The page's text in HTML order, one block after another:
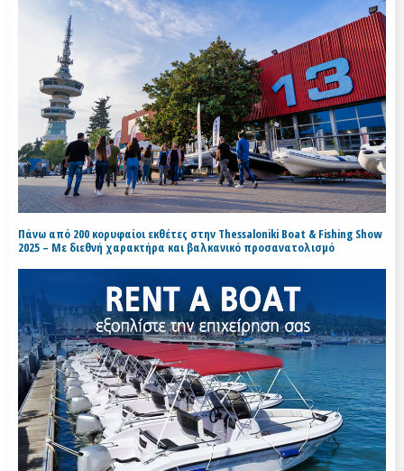
Πάνω από 200 κορυφαίοι εκθέτες στην Thessaloniki Boat & Fishing Show
2025 – Με διεθνή χαρακτήρα και βαλκανικό προσανατολισμό